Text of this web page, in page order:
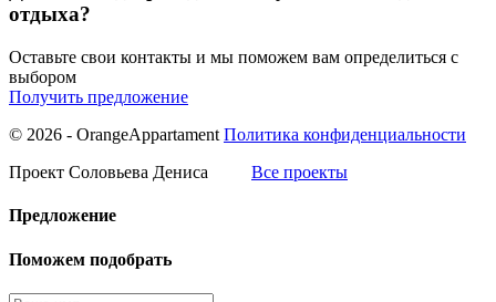
отдыха?
Оставьте свои контакты и мы поможем вам определиться с
выбором
Получить предложение
© 2026 - OrangeAppartament Политика конфиденциальности
Проект Соловьева Дениса
Все проекты
Предложение
Поможем подобрать